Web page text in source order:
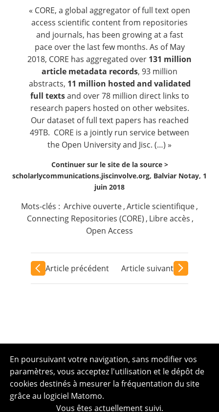
Nous suivre
« CORE, a global aggregator of full text open
access scientific content from repositories
and journals, has been growing at a fast
pace over the last few months. As of May
2018, CORE has aggregated over 131 million
article metadata records, 93 million
abstracts, 11 million hosted and validated
full textsand over 78 million direct links to
research papers hosted on other websites.
Our dataset of full text papers has reached
49TB. CORE is a jointly run service between
the Open University and Jisc. (…) »
Continuer sur le site de la source >
scholarlycommunications.jiscinvolve.org, Balviar Notay, 1
juin 2018
Mots-clés : Archive ouverte,Article scientifique,
Connecting Repositories (CORE) , Libre accès ,
Open Access
Article précédent Article suivant
En poursuivant votre navigation, sans modifier vos
paramètres, vous acceptez l'utilisation et le dépôt de
cookies destinés à mesurer la fréquentation du site
grâce au logiciel Matomo.
Vous êtes actuellement suivi.